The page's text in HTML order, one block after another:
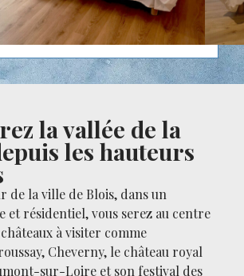
la vallée de la
les hauteurs
de la ville de Blois, dans un
et résidentiel, vous serez au centre
à visiter comme
Cheverny, le château royal
sur-Loire et son festival des